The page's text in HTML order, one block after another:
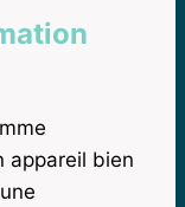
appareil bien